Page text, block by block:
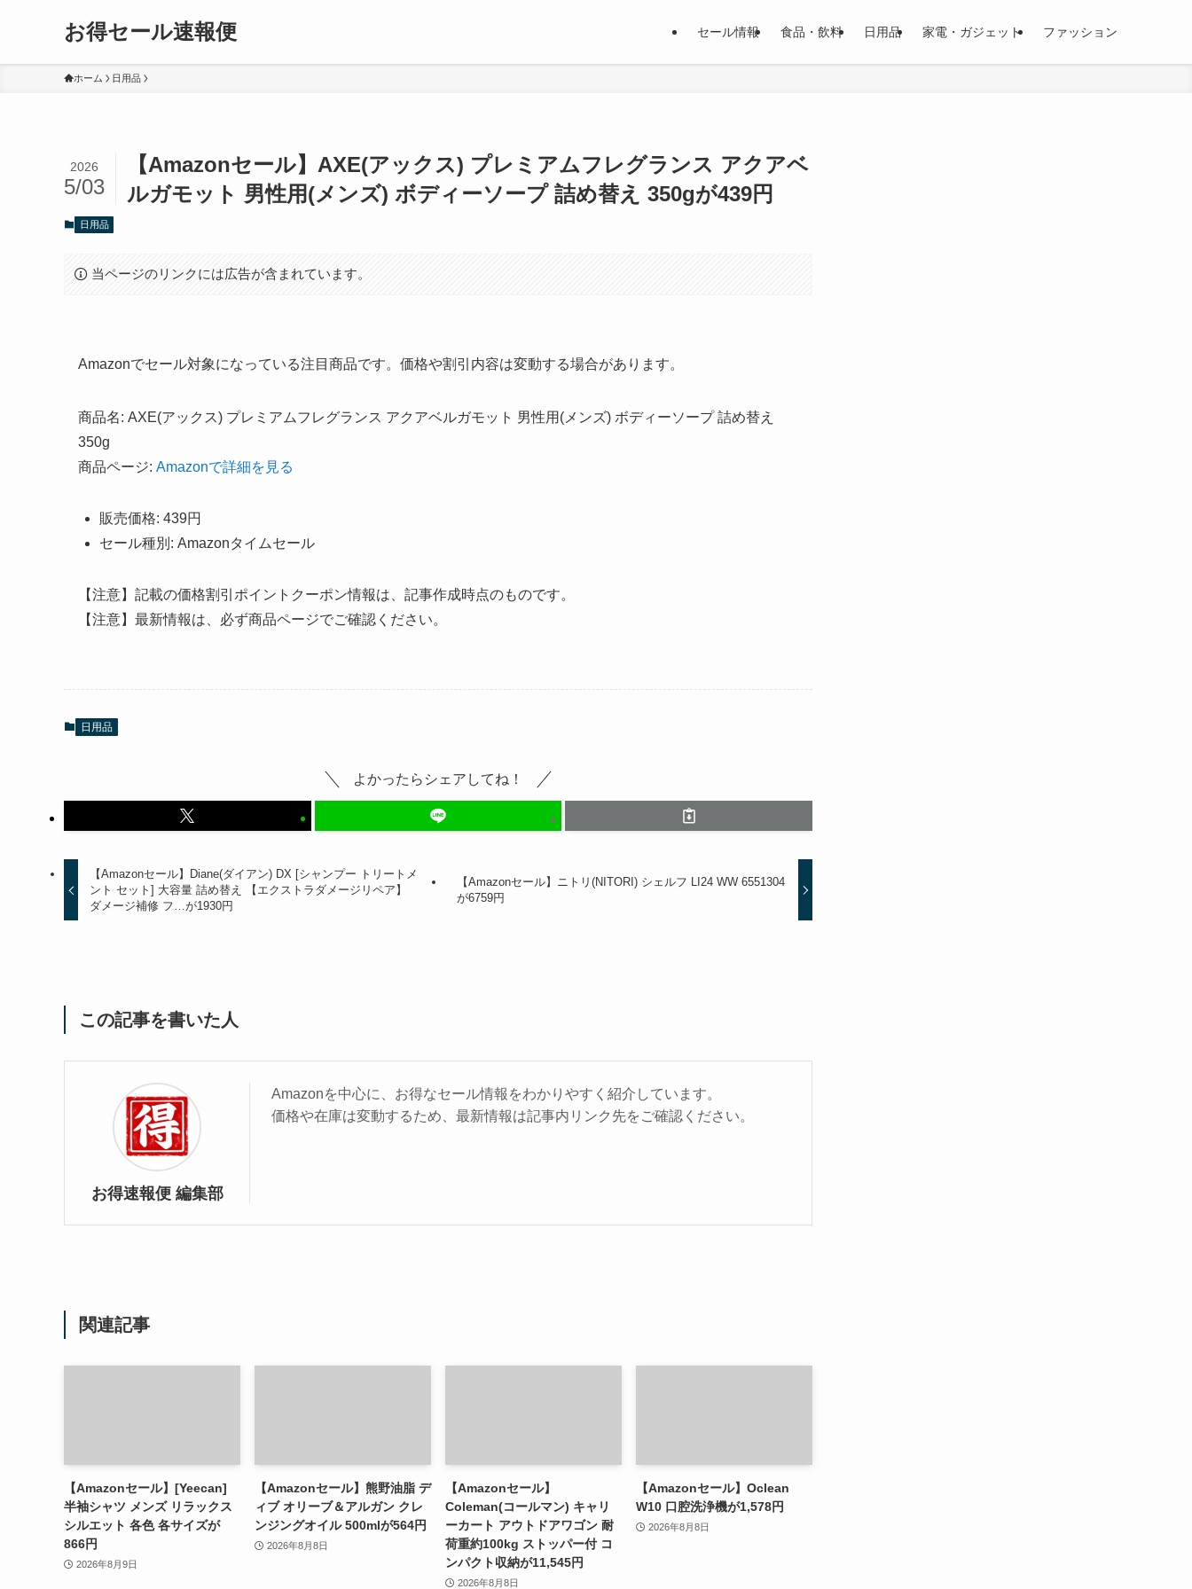
お得セール速報便 セール情報 食品・飲料 日用品 家電・ガジェット ファッション
ホーム 日用品
【Amazonセール】AXE(アックス) プレミアムフレグランス アクアベ
ルガモット 男性用(メンズ) ボディーソープ 詰め替え 350gが439円
2026
5/03
日用品
当ページのリンクには広告が含まれています。
Amazonでセール対象になっている注目商品です。価格や割引内容は変動する場合があります。
商品名: AXE(アックス) プレミアムフレグランス アクアベルガモット 男性用(メンズ) ボディーソープ 詰め替え
350g
商品ページ: Amazonで詳細を見る
販売価格: 439円
セール種別: Amazonタイムセール
【注意】記載の価格割引ポイントクーポン情報は、記事作成時点のものです。
【注意】最新情報は、必ず商品ページでご確認ください。
日用品
よかったらシェアしてね！
【Amazonセール】Diane(ダイアン) DX [シャンプー トリートメ
ント セット] 大容量 詰め替え 【エクストラダメージリペア】
ダメージ補修 フ…が1930円
【Amazonセール】ニトリ(NITORI) シェルフ LI24 WW 6551304
が6759円
この記事を書いた人
お得速報便 編集部
Amazonを中心に、お得なセール情報をわかりやすく紹介しています。
価格や在庫は変動するため、最新情報は記事内リンク先をご確認ください。
関連記事
【Amazonセール】[Yeecan]
半袖シャツ メンズ リラックス
シルエット 各色 各サイズが
866円
2026年8月9日
【Amazonセール】熊野油脂 デ
ィブ オリーブ＆アルガン クレ
ンジングオイル 500mlが564円
2026年8月8日
【Amazonセール】
Coleman(コールマン) キャリ
ーカート アウトドアワゴン 耐
荷重約100kg ストッパー付 コ
ンパクト収納が11,545円
2026年8月8日
【Amazonセール】Oclean
W10 口腔洗浄機が1,578円
2026年8月8日